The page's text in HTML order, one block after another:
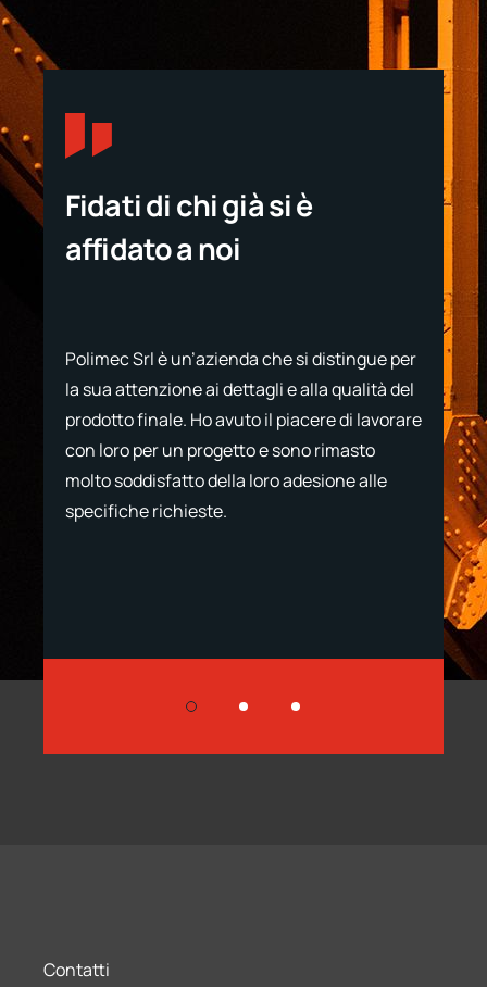
Fidati di chi già si è
affidato a noi
Polimec Srl è un’azienda che si distingue per
la sua attenzione ai dettagli e alla qualità del
prodotto finale. Ho avuto il piacere di lavorare
con loro per un progetto e sono rimasto
molto soddisfatto della loro adesione alle
specifiche richieste.
Srl
Contatti